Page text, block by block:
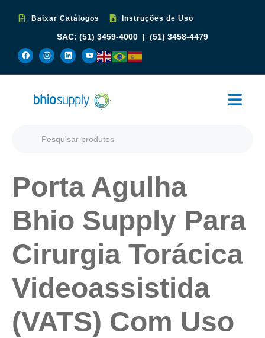
Baixar Catálogos Instruções de Uso
SAC: (51) 3459-4000 (51) 3458-4479
Porta Agulha
Bhio Supply Para
Cirurgia Torácica
Videoassistida
(VATS) Com Uso